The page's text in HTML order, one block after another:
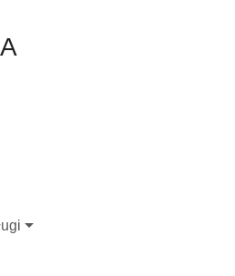
for "Usługi"